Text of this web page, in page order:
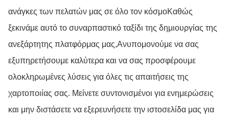
ανάγκες των πελατών μας σε όλο τον κόσμοΚαθώς
ξεκινάμε αυτό το συναρπαστικό ταξίδι της δημιουργίας της
ανεξάρτητης πλατφόρμας μας,Ανυπομονούμε να σας
εξυπηρετήσουμε καλύτερα και να σας προσφέρουμε
ολοκληρωμένες λύσεις για όλες τις απαιτήσεις της
χαρτοποιίας σας. Μείνετε συντονισμένοι για ενημερώσεις
και μην διστάσετε να εξερευνήσετε την ιστοσελίδα μας για